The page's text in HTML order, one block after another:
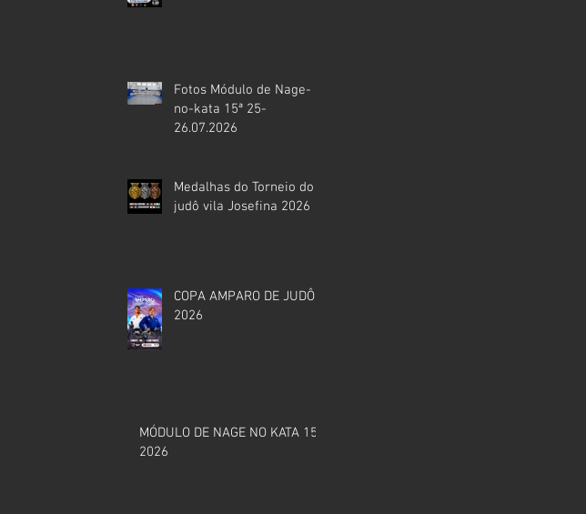
Fotos Módulo de Nage-
no-kata 15ª 25-
26.07.2026
Medalhas do Torneio do
judô vila Josefina 2026
COPA AMPARO DE JUDÔ
2026
MÓDULO DE NAGE NO KATA 15ª
2026